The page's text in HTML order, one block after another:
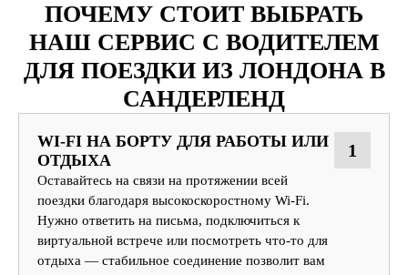
ПОЧЕМУ СТОИТ ВЫБРАТЬ
НАШ СЕРВИС С ВОДИТЕЛЕМ
ДЛЯ ПОЕЗДКИ ИЗ ЛОНДОНА В
САНДЕРЛЕНД
WI‑FI НА БОРТУ ДЛЯ РАБОТЫ ИЛИ
ОТДЫХА
Оставайтесь на связи на протяжении всей
поездки благодаря высокоскоростному Wi-Fi.
Нужно ответить на письма, подключиться к
виртуальной встрече или посмотреть что-то для
отдыха — стабильное соединение позволит вам
1